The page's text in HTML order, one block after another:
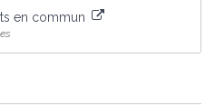
en commun